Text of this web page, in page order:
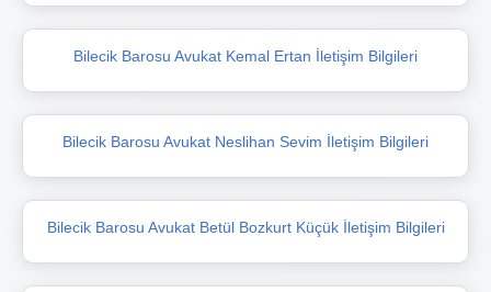
Bilecik Barosu Avukat Kemal Ertan İletişim Bilgileri
Bilecik Barosu Avukat Neslihan Sevim İletişim Bilgileri
Bilecik Barosu Avukat Betül Bozkurt Küçük İletişim Bilgileri